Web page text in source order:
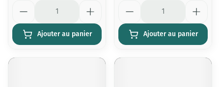
Ajouter au panier Ajouter au panier